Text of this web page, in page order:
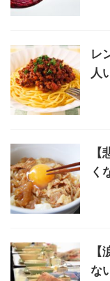
レ
人
く
な